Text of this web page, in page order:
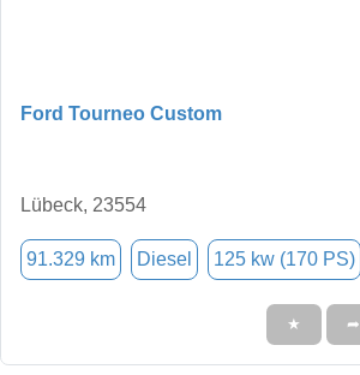
Ford Tourneo Custom
Lübeck, 23554
91.329 km Diesel 125 kw (170 PS)
★ ➦